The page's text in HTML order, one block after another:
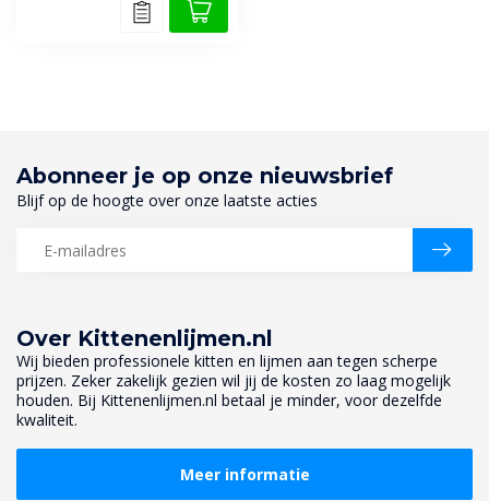
Over Kittenenlijmen.nl
Wij bieden professionele kitten en lijmen aan tegen scherpe
prijzen. Zeker zakelijk gezien wil jij de kosten zo laag mogelijk
houden. Bij Kittenenlijmen.nl betaal je minder, voor dezelfde
kwaliteit.
Meer informatie
Abonneer je op onze nieuwsbrief
Blijf op de hoogte over onze laatste acties